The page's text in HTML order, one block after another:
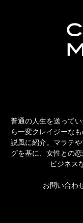
普通の人生を送って
ら一変クレイジーな
説風に紹介。マラテ
グを基に、女性との
ビジネス
お問い合わ